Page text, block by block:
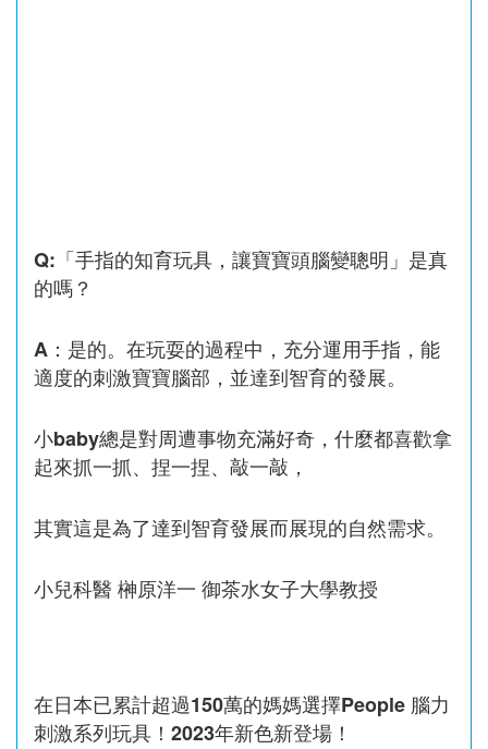
Q:「手指的知育玩具，讓寶寶頭腦變聰明」是真
的嗎？
A：是的。在玩耍的過程中，充分運用手指，能
適度的刺激寶寶腦部，並達到智育的發展。
小baby總是對周遭事物充滿好奇，什麼都喜歡拿
起來抓一抓、捏一捏、敲一敲，
其實這是為了達到智育發展而展現的自然需求。
小兒科醫 榊原洋一 御茶水女子大學教授
在日本已累計超過150萬的媽媽選擇People 腦力
刺激系列玩具！2023年新色新登場！